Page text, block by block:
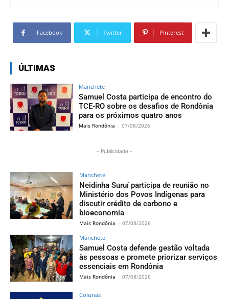
Facebook Twitter Pinterest
ÚLTIMAS
Manchete
Samuel Costa participa de encontro do
TCE-RO sobre os desafios de Rondônia
para os próximos quatro anos
Mais Rondônia - 07/08/2026
- Publicidade -
Manchete
Neidinha Suruí participa de reunião no
Ministério dos Povos Indígenas para
discutir crédito de carbono e
bioeconomia
Mais Rondônia - 07/08/2026
Manchete
Samuel Costa defende gestão voltada
às pessoas e promete priorizar serviços
essenciais em Rondônia
Mais Rondônia - 07/08/2026
Colunas